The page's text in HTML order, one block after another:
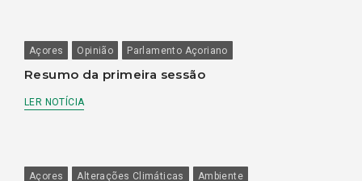
Açores Opinião Parlamento Açoriano
Resumo da primeira sessão
LER NOTÍCIA
Açores Alterações Climáticas Ambiente